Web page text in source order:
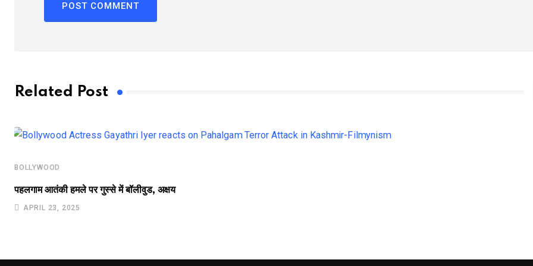
Related Post
BOLLYWOOD
पहलगाम आतंकी हमले पर गुस्से में बॉलीवुड, अक्षय
APRIL 23, 2025